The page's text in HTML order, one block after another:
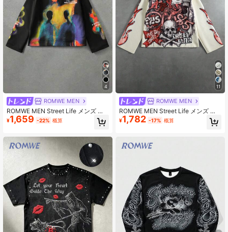
4.86 669K フォロワー
4
ROMWE MEN
ROMWE MEN Street Life メンズ プ
リント 長袖Tシャツ ルーズフィット
¥1,659 -22% 概算
11
ROMWE MEN
ROMWE MEN Street Life メンズ プ
リント 長袖Tシャツ ストリート ヴィ
ンテージ
¥1,782 -17% 概算